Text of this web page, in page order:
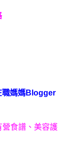
職媽媽Blogger
營食譜、美容護